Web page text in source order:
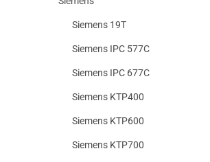
Siemens 19T
Siemens IPC 577C
Siemens IPC 677C
Siemens KTP400
Siemens KTP600
Siemens KTP700